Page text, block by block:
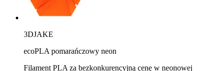
3DJAKE
ecoPLA pomarańczowy neon
Filament PLA za bezkonkurencyjną cenę w neonowej